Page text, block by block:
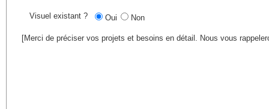
Visuel existant ? Oui Non
[Merci de préciser vos projets et besoins en détail. Nous vous